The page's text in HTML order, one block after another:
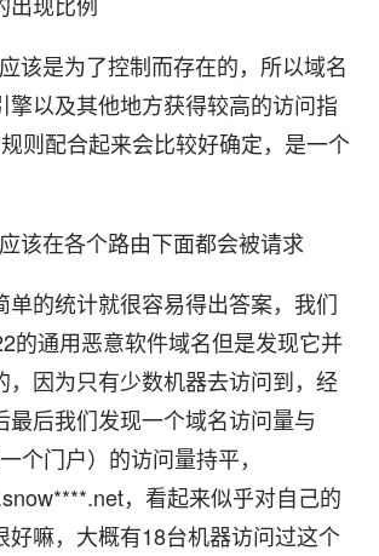
该是为了控制而存在的，所以域名
擎以及其他地方获得较高的访问指
则配合起来会比较好确定，是一个
该在各个路由下面都会被请求
单的统计就很容易得出答案，我们
的通用恶意软件域名但是发现它并
，因为只有少数机器去访问到，经
最后我们发现一个域名访问量与
个门户）的访问量持平，
，看起来似乎对自己的
好嘛，大概有18台机器访问过这个